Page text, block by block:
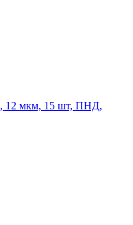
12 мкм, 15 шт, ПНД,